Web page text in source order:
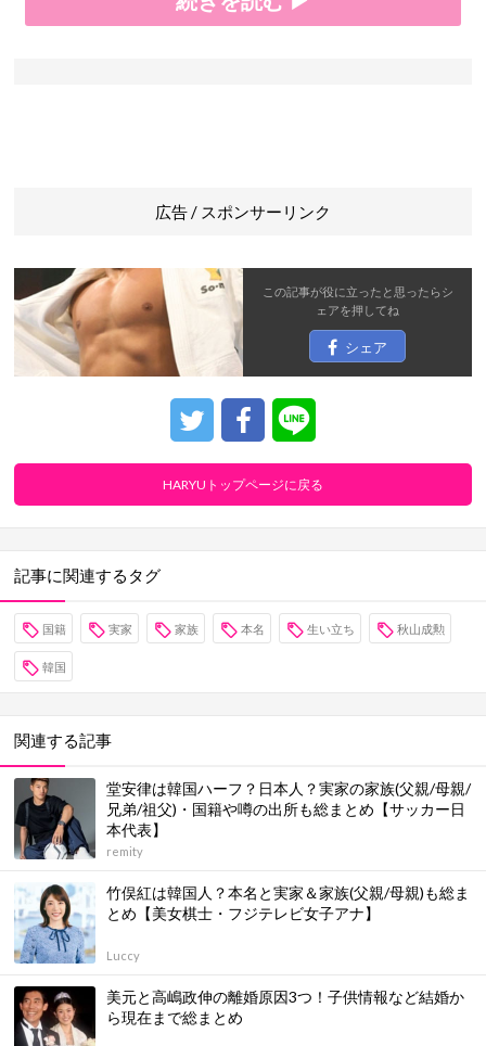
広告 / スポンサーリンク
この記事が役に立ったと思ったらシ
ェアを押してね
シェア
HARYUトップページに戻る
記事に関連するタグ
国籍 実家 家族 本名 生い立ち 秋山成勲
韓国
関連する記事
堂安律は韓国ハーフ？日本人？実家の家族(父親/母親/
兄弟/祖父)・国籍や噂の出所も総まとめ【サッカー日
本代表】
remity
竹俣紅は韓国人？本名と実家＆家族(父親/母親)も総ま
とめ【美女棋士・フジテレビ女子アナ】
Luccy
美元と高嶋政伸の離婚原因3つ！子供情報など結婚か
ら現在まで総まとめ